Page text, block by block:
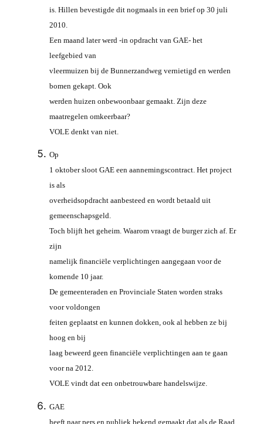
is. Hillen bevestigde dit nogmaals in een brief op 30 juli
2010.
Een maand later werd -in opdracht van GAE- het
leefgebied van
vleermuizen bij de Bunnerzandweg vernietigd en werden
bomen gekapt. Ook
werden huizen onbewoonbaar gemaakt. Zijn deze
maatregelen omkeerbaar?
VOLE denkt van niet.
Op
1 oktober sloot GAE een aannemingscontract. Het project
is als
overheidsopdracht aanbesteed en wordt betaald uit
gemeenschapsgeld.
Toch blijft het geheim. Waarom vraagt de burger zich af. Er
zijn
namelijk financiële verplichtingen aangegaan voor de
komende 10 jaar.
De gemeenteraden en Provinciale Staten worden straks
voor voldongen
feiten geplaatst en kunnen dokken, ook al hebben ze bij
hoog en bij
laag beweerd geen financiële verplichtingen aan te gaan
voor na 2012.
VOLE vindt dat een onbetrouwbare handelswijze.
GAE
heeft naar pers en publiek bekend gemaakt dat als de Raad